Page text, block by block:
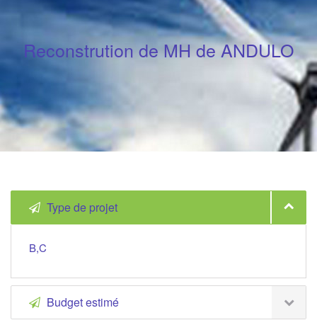
Reconstrution de MH de ANDULO
Type de projet
B,C
Budget estimé